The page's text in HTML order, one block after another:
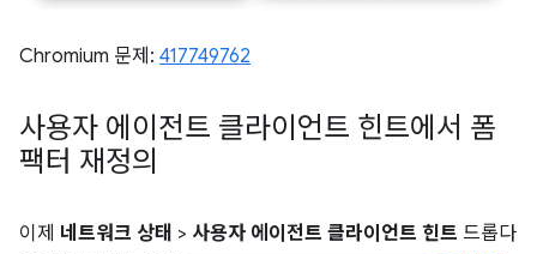
Chromium 문제: 417749762
사용자 에이전트 클라이언트 힌트에서 폼
팩터 재정의
이제 네트워크 상태 > 사용자 에이전트 클라이언트 힌트 드롭다